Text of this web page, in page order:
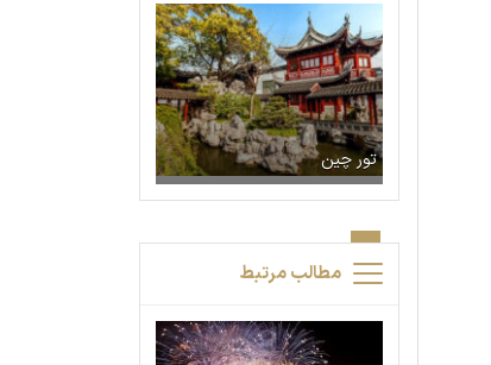
تور چین
مطالب مرتبط